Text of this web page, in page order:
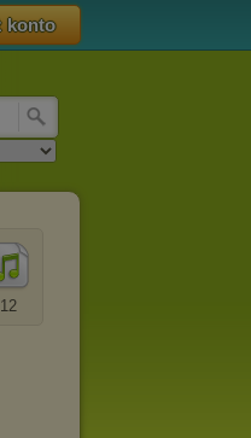
konto
12